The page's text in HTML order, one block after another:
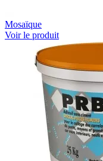
Mosaïque
Voir le produit